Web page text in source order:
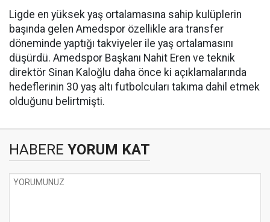
Ligde en yüksek yaş ortalamasına sahip kulüplerin
başında gelen Amedspor özellikle ara transfer
döneminde yaptığı takviyeler ile yaş ortalamasını
düşürdü. Amedspor Başkanı Nahit Eren ve teknik
direktör Sinan Kaloğlu daha önce ki açıklamalarında
hedeflerinin 30 yaş altı futbolcuları takıma dahil etmek
olduğunu belirtmişti.
HABERE YORUM KAT